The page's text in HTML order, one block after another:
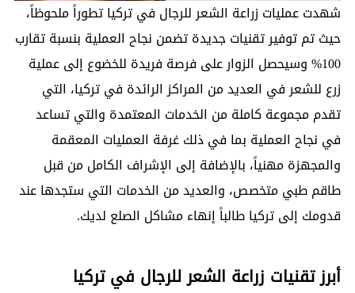
شهدت عمليات زراعة الشعر للرجال في تركيا تطوراً ملحوظاً،
حيث تم توفير تقنيات جديدة تضمن نجاح العملية بنسبة تقارب
100% وسيحصل الزوار على فرصة فريدة للخضوع إلى عملية
زرع للشعر في العديد من المراكز الرائدة في تركيا، التي
تقدم مجموعة كاملة من الخدمات المعتمدة والتي تساعد
في نجاح العملية بما في ذلك غرفة العمليات المعقمة
والمجهزة مهنياً، بالإضافة إلى الإشراف الكامل من قبل
طاقم طبي متخصص، والعديد من الخدمات التي ستجدها عند
قدومك إلى تركيا طالباً إنهاء مشاكل الصلع لديك.
أبرز تقنيات زراعة الشعر للرجال في تركيا